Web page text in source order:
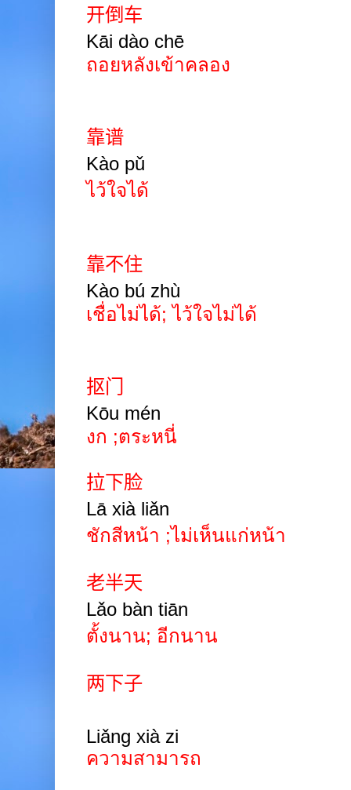
开倒车
Kāi dào chē
ถอยหลังเข้าคลอง
靠谱
Kào pǔ
ไว้ใจได้
靠不住
Kào bú zhù
เชื่อไม่ได้; ไว้ใจไม่ได้
抠门
Kōu mén
งก ;ตระหนี่
拉下脸
Lā xià liǎn
ชักสีหน้า ;ไม่เห็นแก่หน้า
老半天
Lǎo bàn tiān
ตั้งนาน; อีกนาน
两下子
Liǎng xià zi
ความสามารถ